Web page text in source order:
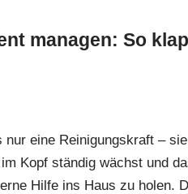
managen: So
eine Reinigungskraft –
Kopf ständig wächst und
Hilfe ins Haus zu holen.